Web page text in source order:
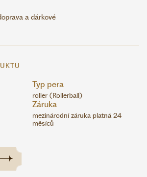
a dárkové
Typ pera
roller (Rollerball)
Záruka
mezinárodní záruka platná 24
měsíců